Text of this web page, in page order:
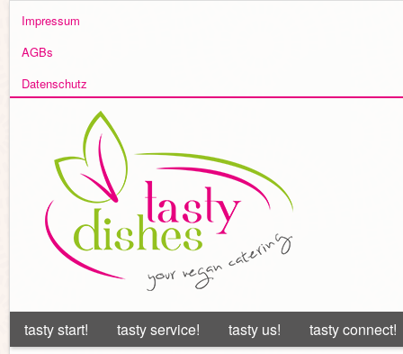
Impressum
AGBs
Datenschutz
tasty start! tasty service! tasty us! tasty connect!